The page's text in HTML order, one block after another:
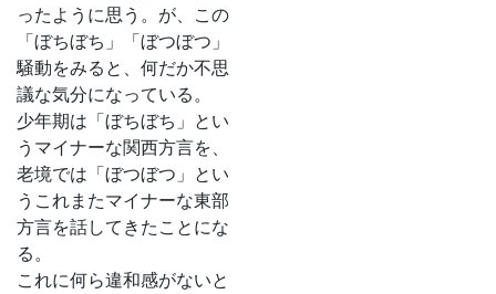
ったように思う。が、この
「ぼちぼち」「ぼつぼつ」
騒動をみると、何だか不思
議な気分になっている。
少年期は「ぼちぼち」とい
うマイナーな関西方言を、
老境では「ぼつぼつ」とい
うこれまたマイナーな東部
方言を話してきたことにな
る。
これに何ら違和感がないと